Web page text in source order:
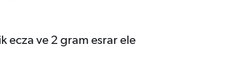
ecza ve 2 gram esrar ele